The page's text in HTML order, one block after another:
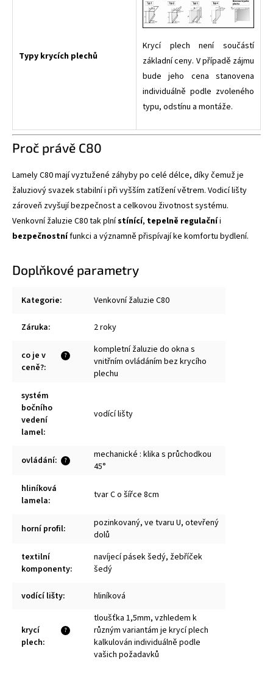
Typy krycích plechů
Krycí plech není součástí
základní ceny. V případě zájmu
bude jeho cena stanovena
individuálně podle zvoleného
typu, odstínu a montáže.
Proč právě C80
Lamely C80 mají vyztužené záhyby po celé délce, díky čemuž je
žaluziový svazek stabilní i při vyšším zatížení větrem. Vodicí lišty
zároveň zvyšují bezpečnost a celkovou životnost systému.
Venkovní žaluzie C80 tak plnístínící, tepelně regulačníi
bezpečnostnífunkci a významně přispívají ke komfortu bydlení.
Doplňkové parametry
Kategorie: Venkovní žaluzie C80
Záruka: 2 roky
?
co je v
ceně?:
kompletní žaluzie do okna s
vnitřním ovládáním bez krycího
plechu
systém
bočního
vedení
lamel:
vodící lišty
?
ovládání:
mechanické : klika s průchodkou
45°
hliníková
lamela: tvar C o šířce 8cm
horní profil:
pozinkovaný, ve tvaru U, otevřený
dolů
textilní
komponenty:
navíjecí pásek šedý, žebříček
šedý
vodící lišty: hliníková
?
krycí
plech:
tloušťka 1,5mm, vzhledem k
různým variantám je krycí plech
kalkulován individuálně podle
vašich požadavků